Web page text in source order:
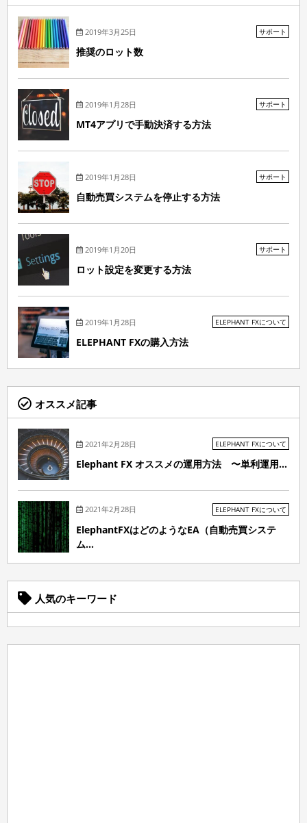
2019年3月25日 サポート
推奨のロット数
2019年1月28日 サポート
MT4アプリで手動決済する方法
2019年1月28日 サポート
自動売買システムを停止する方法
2019年1月20日 サポート
ロット設定を変更する方法
2019年1月28日 ELEPHANT FXについて
ELEPHANT FXの購入方法
オススメ記事
2021年2月28日 ELEPHANT FXについて
Elephant FX オススメの運用方法 〜単利運用...
2021年2月28日 ELEPHANT FXについて
ElephantFXはどのようなEA（自動売買システ
ム...
人気のキーワード